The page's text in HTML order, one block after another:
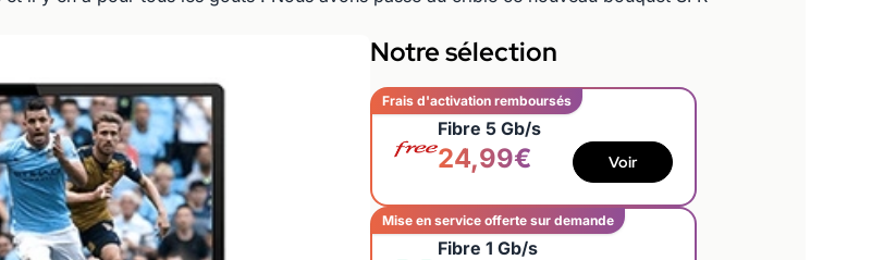
Notre sélection
Frais d'activation remboursés
Fibre 5 Gb/s
24,99€ Voir
Mise en service offerte sur demande
Fibre 1 Gb/s